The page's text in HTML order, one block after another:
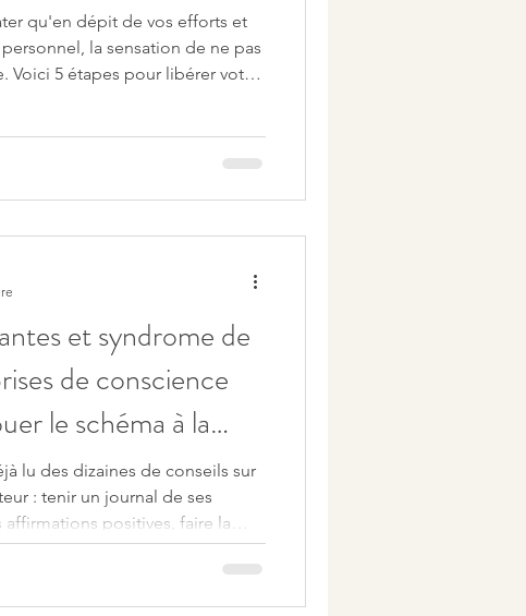
qu'en dépit de vos efforts et
la sensation de ne pas
et syndrome de
de conscience
le schéma à la
lu des dizaines de conseils sur
: tenir un journal de ses
affirmations positives, faire la
Et pourtant, malgré tous ces
Pourquoi ces méthodes
? Parce qu'elles